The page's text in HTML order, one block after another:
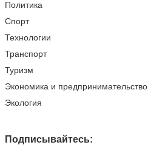
Политика
Спорт
Технологии
Транспорт
Туризм
Экономика и предпринимательство
Экология
Подписывайтесь: